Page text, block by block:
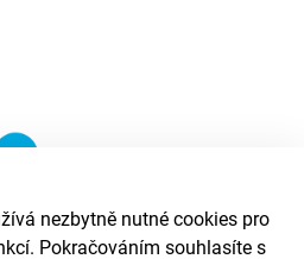
nezbytně nutné cookies pro
Pokračováním souhlasíte s